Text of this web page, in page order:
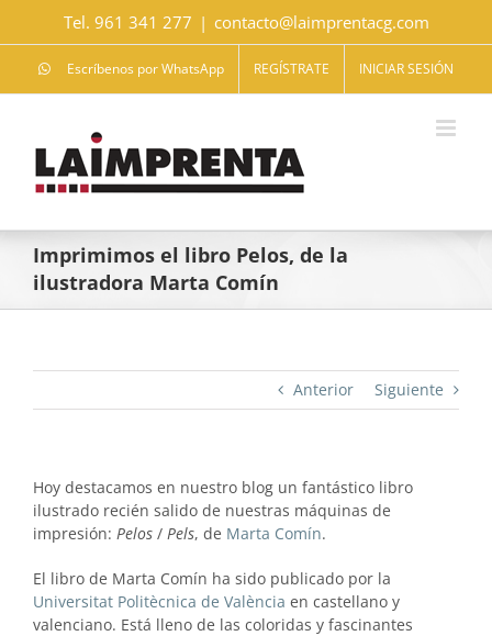
Tel. 961 341 277 | contacto@laimprentacg.com
Escríbenos por WhatsApp REGÍSTRATE INICIAR SESIÓN
Imprimimos el libro Pelos, de la
ilustradora Marta Comín
Anterior Siguiente
Hoy destacamos en nuestro blog un fantástico libro
ilustrado recién salido de nuestras máquinas de
impresión: Pelos/ Pels, de Marta Comín.
El libro de Marta Comín ha sido publicado por la
Universitat Politècnica de València en castellano y
valenciano. Está lleno de las coloridas y fascinantes